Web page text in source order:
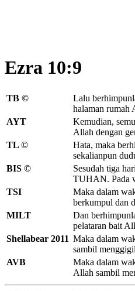
Ezra 10:9
TB © Lalu
halaman rumah
AYT
Kemudian,
Allah dengan
TL ©
Hata, maka
sekalianpun
BIS ©
Sesudah tiga
TUHAN. Pada
TSI
Maka dalam
berkumpul dan
MILT
Dan
pelataran bait
Shellabear 2011 Maka dalam
sambil
AVB
Maka dalam
Allah sambil